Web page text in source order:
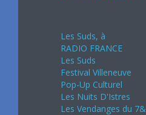
Les Suds, à
RADIO FRANCE
Les Suds
Festival Villeneuve
Pop-Up Culturel
Les Nuits D'Istres
Les Vendanges du 7&